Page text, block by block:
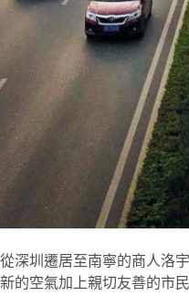
深圳遷居至南寧的商人洛
的空氣加上親切友善的市